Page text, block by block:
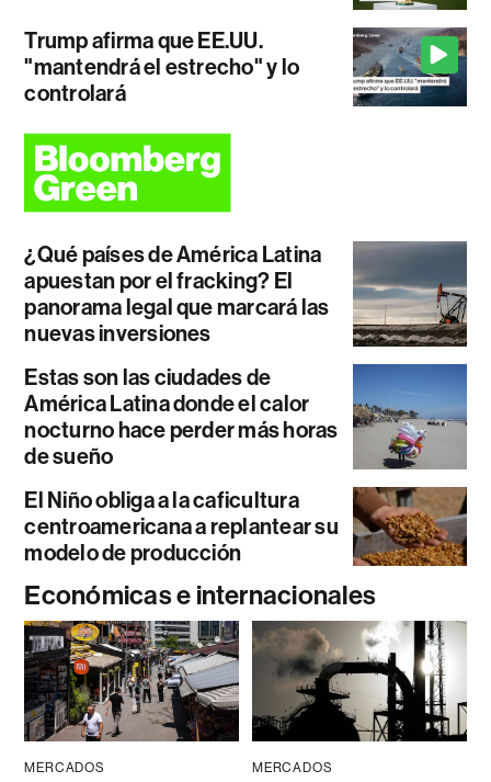
Trump afirma que EE.UU.
"mantendrá el estrecho" y lo
controlará
¿Qué países de América Latina
apuestan por el fracking? El
panorama legal que marcará las
nuevas inversiones
Estas son las ciudades de
América Latina donde el calor
nocturno hace perder más horas
de sueño
El Niño obliga a la caficultura
centroamericana a replantear su
modelo de producción
Económicas e internacionales
MERCADOS MERCADOS